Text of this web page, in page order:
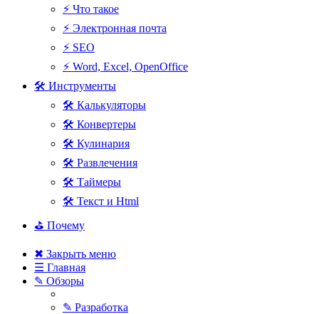
⚡ Что такое
⚡ Электронная почта
⚡ SEO
⚡ Word, Excel, OpenOffice
🛠 Инструменты
🛠 Калькуляторы
🛠 Конвертеры
🛠 Кулинария
🛠 Развлечения
🛠 Таймеры
🛠 Текст и Html
⛳ Почему
✖ Закрыть меню
☰ Главная
✎ Обзоры
✎ Разработка